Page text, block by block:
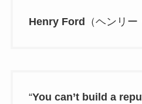
Henry Ford （ヘンリー
“You can’t build a